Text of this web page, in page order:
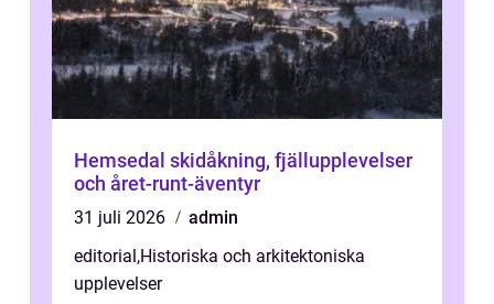
Hemsedal skidåkning, fjällupplevelser
och året-runt-äventyr
31 juli 2026
admin
editorial,Historiska och arkitektoniska
upplevelser